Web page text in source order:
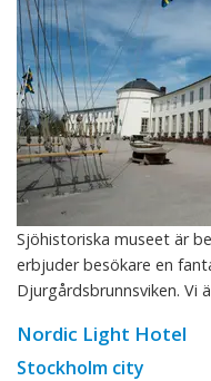
Sjöhistoriska museet är
erbjuder besökare en
Djurgårdsbrunnsviken. Vi
Nordic Light Hotel
Stockholm city